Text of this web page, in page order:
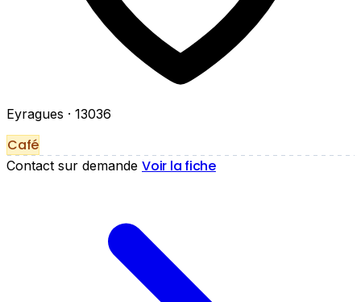
Eyragues · 13036
Café
Contact sur demande Voir la fiche